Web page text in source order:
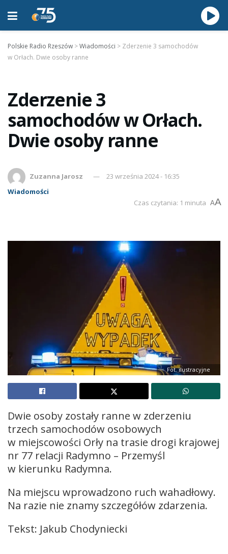
Polskie Radio Rzeszów >Wiadomości > Zderzenie 3 samochodów
w Orłach. Dwie osoby ranne
Zderzenie 3
samochodów w Orłach.
Dwie osoby ranne
Zuzanna Jarosz
23 września 2024 - 16:35
Wiadomości
Czas czytania: 1 minuta AA
Fot. ilustracyjne
Dwie osoby zostały ranne w zderzeniu
trzech samochodów osobowych
w miejscowości Orły na trasie drogi krajowej
nr 77 relacji Radymno – Przemyśl
w kierunku Radymna.
Na miejscu wprowadzono ruch wahadłowy.
Na razie nie znamy szczegółów zdarzenia.
Tekst: Jakub Chodyniecki